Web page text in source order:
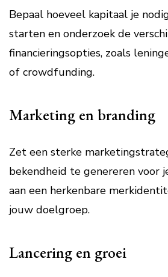
Bepaal hoeveel kapitaal je
starten en onderzoek de
financieringsopties, zoals
of crowdfunding.
Marketing en branding
Zet een sterke
bekendheid te genereren voor
aan een herkenbare
jouw doelgroep.
Lancering en groei